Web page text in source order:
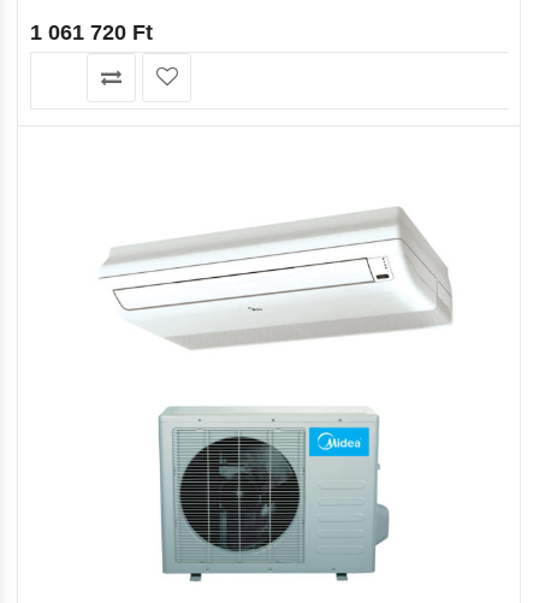
1 061 720 Ft